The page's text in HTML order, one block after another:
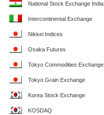
National Stock Exchange India
Intercontinental Exchange
Nikkei Indices
Osaka Futures
Tokyo Commodities Exchange
Tokyo Grain Exchange
Korea Stock Exchange
KOSDAQ